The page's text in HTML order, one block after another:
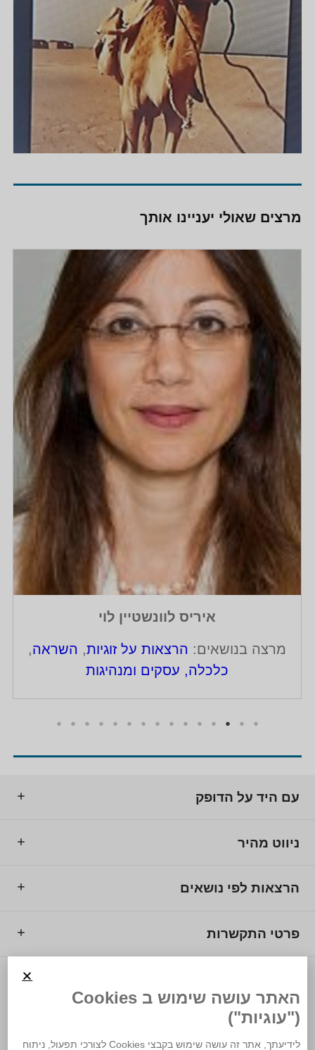
מרצים שאולי יעניינו אותך
איריס לוונשטיין לוי
מרצה בנושאים: הרצאות על זוגיות, השראה,
כלכלה, עסקים ומנהיגות
עם היד על הדופק
ניווט מהיר
הרצאות לפי נושאים
פרטי התקשרות
האתר עושה שימוש ב Cookies
("עוגיות")
לידיעתך, אתר זה עושה שימוש בקבצי Cookies לצורכי תפעול, ניתוח